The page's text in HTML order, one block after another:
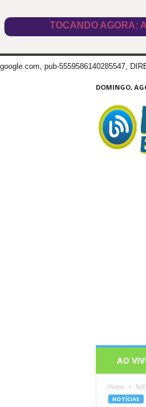
google.com, pub-5559586140285547,
DOMINGO,
Borborema
AO
Home
NOTÍCIAS